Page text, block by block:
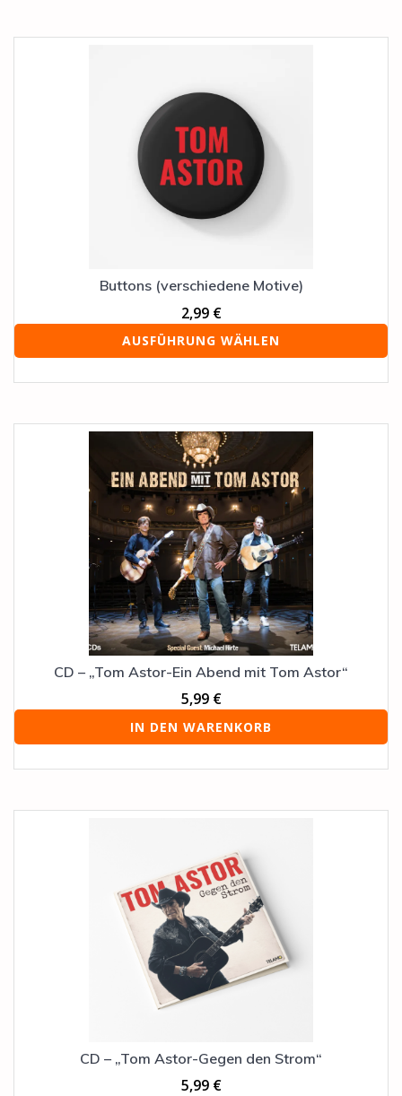
Buttons (verschiedene Motive)
2,99 €
AUSFÜHRUNG WÄHLEN
Dieses
CD – „Tom Astor-Ein Abend mit Tom Astor“
5,99 €
IN DEN WARENKORB
CD – „Tom Astor-Gegen den Strom“
5,99 €